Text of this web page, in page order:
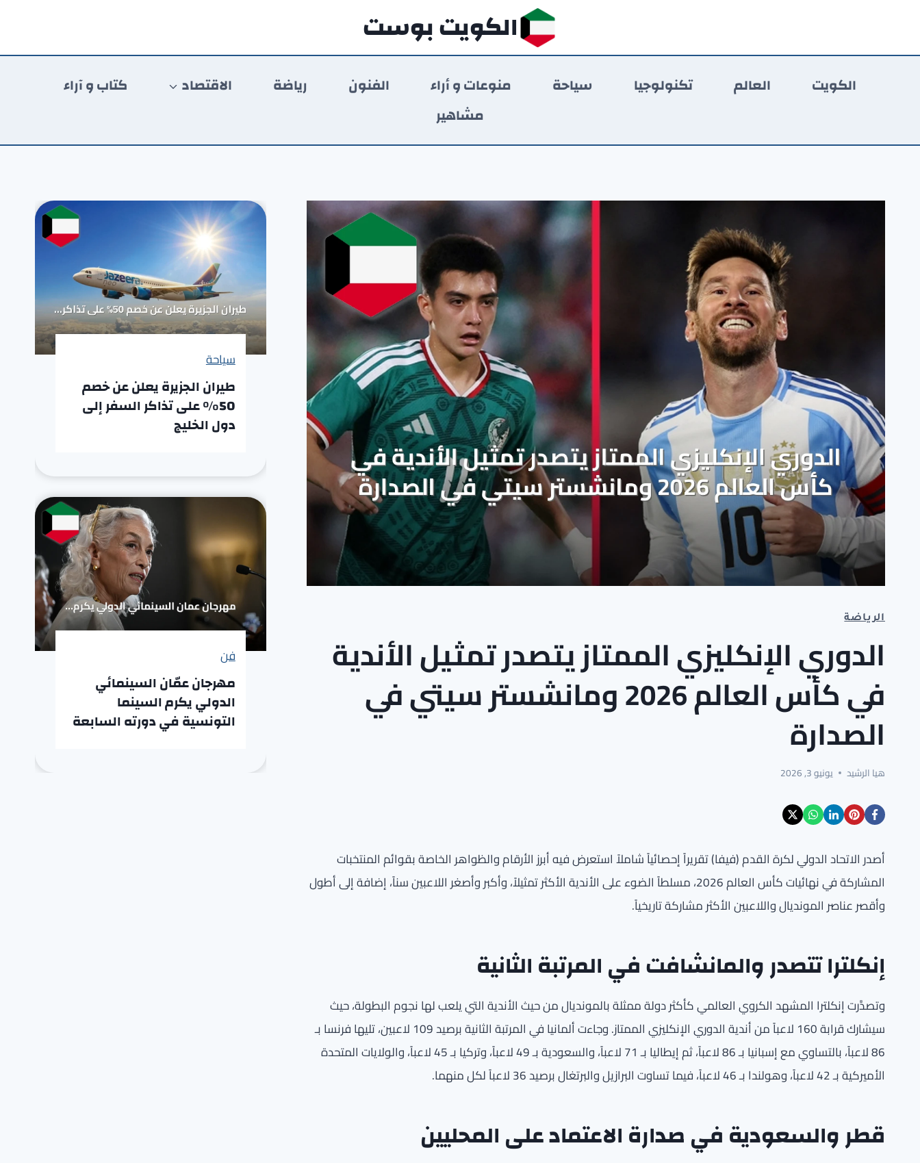
المحتوى
الكويت بوست
الكويت العالم تكنولوجيا سياحة منوعات و أراء الفنون رياضة الاقتصاد
كتاب و آراء
مشاهير
الرياضة
الدوري الإنكليزي الممتاز يتصدر تمثيل الأندية
في كأس العالم 2026 ومانشستر سيتي في
الصدارة
هيا الرشيد يونيو 3, 2026
أصدر الاتحاد الدولي لكرة القدم (فيفا) تقريراً إحصائياً شاملاً استعرض فيه أبرز الأرقام والظواهر الخاصة بقوائم المنتخبات
المشاركة في نهائيات كأس العالم 2026، مسلطاً الضوء على الأندية الأكثر تمثيلاً، وأكبر وأصغر اللاعبين سناً، إضافة إلى أطول
وأقصر عناصر المونديال واللاعبين الأكثر مشاركة تاريخياً.
إنكلترا تتصدر والمانشافت في المرتبة الثانية
وتصدَّرت إنكلترا المشهد الكروي العالمي كأكثر دولة ممثلة بالمونديال من حيث الأندية التي يلعب لها نجوم البطولة، حيث
سيشارك قرابة 160 لاعباً من أندية الدوري الإنكليزي الممتاز. وجاءت ألمانيا في المرتبة الثانية برصيد 109 لاعبين، تليها فرنسا بـ
86 لاعباً، بالتساوي مع إسبانيا بـ 86 لاعباً، ثم إيطاليا بـ 71 لاعباً، والسعودية بـ 49 لاعباً، وتركيا بـ 45 لاعباً، والولايات المتحدة
الأميركية بـ 42 لاعباً، وهولندا بـ 46 لاعباً، فيما تساوت البرازيل والبرتغال برصيد 36 لاعباً لكل منهما.
قطر والسعودية في صدارة الاعتماد على المحليين
سياحة
طيران الجزيرة يعلن عن خصم
50% على تذاكر السفر إلى
دول الخليج
فن
مهرجان عمّان السينمائي
الدولي يكرم السينما
التونسية في دورته السابعة